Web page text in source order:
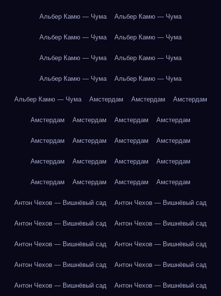
Альбер Камю — Чума Альбер Камю — Чума
Альбер Камю — Чума Альбер Камю — Чума
Альбер Камю — Чума Альбер Камю — Чума
Альбер Камю — Чума Альбер Камю — Чума
Альбер Камю — Чума Амстердам Амстердам Амстердам
Амстердам Амстердам Амстердам Амстердам
Амстердам Амстердам Амстердам Амстердам
Амстердам Амстердам Амстердам Амстердам
Амстердам Амстердам Амстердам Амстердам
Антон Чехов — Вишнёвый сад Антон Чехов — Вишнёвый сад
Антон Чехов — Вишнёвый сад Антон Чехов — Вишнёвый сад
Антон Чехов — Вишнёвый сад Антон Чехов — Вишнёвый сад
Антон Чехов — Вишнёвый сад Антон Чехов — Вишнёвый сад
Антон Чехов — Вишнёвый сад Антон Чехов — Вишнёвый сад